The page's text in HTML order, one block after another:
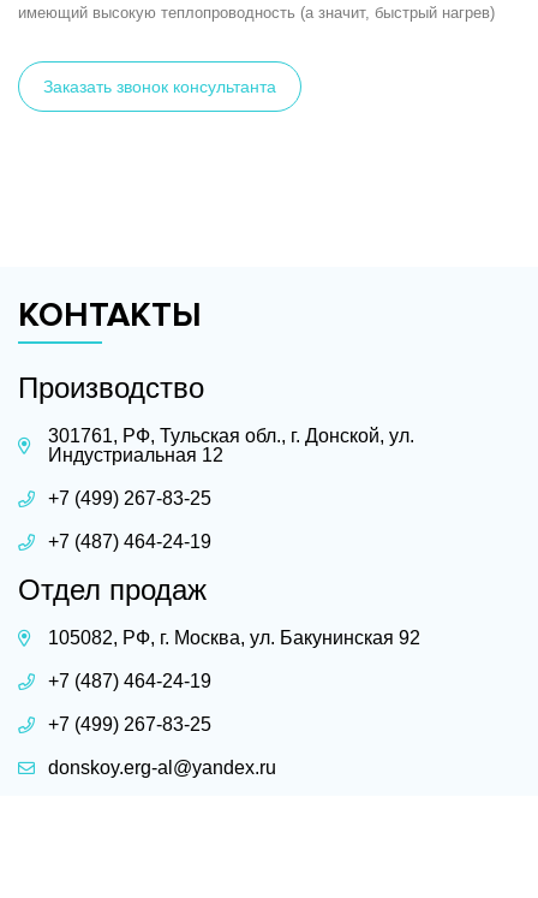
имеющий высокую теплопроводность (а значит, быстрый нагрев)
Заказать звонок консультанта
КОНТАКТЫ
Производство
301761, РФ, Тульская обл., г. Донской, ул.
Индустриальная 12
+7 (499) 267-83-25
+7 (487) 464-24-19
Отдел продаж
105082, РФ, г. Москва, ул. Бакунинская 92
+7 (487) 464-24-19
+7 (499) 267-83-25
donskoy.erg-al@yandex.ru